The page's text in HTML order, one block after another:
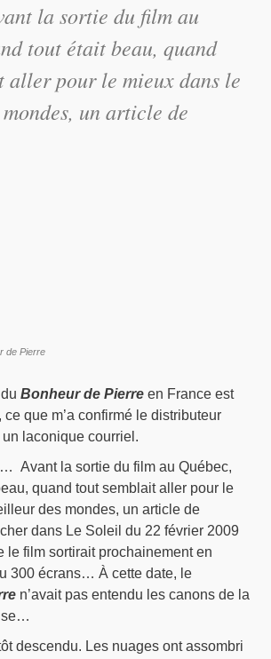
la sortie du film au
tout était beau, quand
aller pour le mieux dans le
un article de
de Pierre
duBonheur de Pierre en France est
que m’a confirmé le distributeur
laconique courriel.
Avant la sortie du film au Québec,
quand tout semblait aller pour le
des mondes, un article de
dans Le Soleil du 22 février 2009
le film sortirait prochainement en
300 écrans… À cette date, le
n’avait pas entendu les canons de la
descendu. Les nuages ont assombri